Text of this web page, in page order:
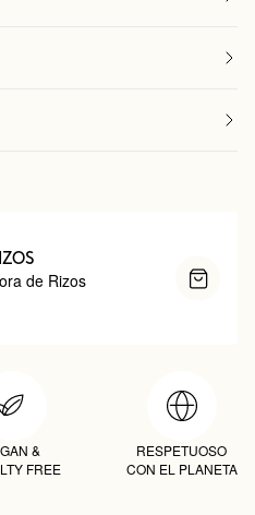
de Rizos
&
FREE
RESPETUOSO
CON EL PLANETA